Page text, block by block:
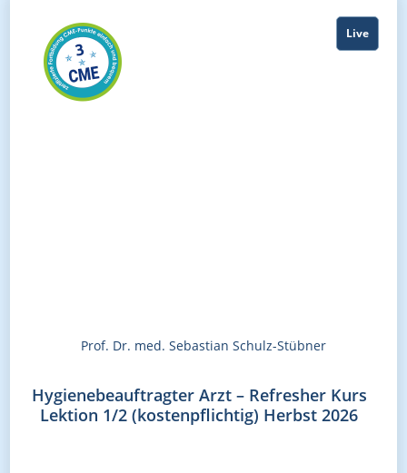
Live
Prof. Dr. med. Sebastian Schulz-Stübner
Hygienebeauftragter Arzt – Refresher Kurs
Lektion 1/2 (kostenpflichtig) Herbst 2026